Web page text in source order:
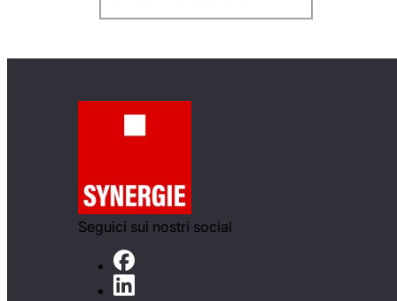
Seguici sui nostri social